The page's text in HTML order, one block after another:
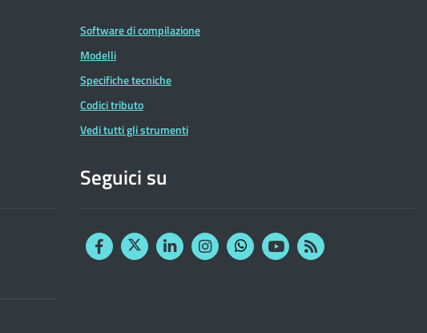
Software di compilazione
Modelli
Specifiche tecniche
Codici tributo
Vedi tutti gli strumenti
Seguici su
FacebookTwitterLinkedinInstagram
YouTubeRSS